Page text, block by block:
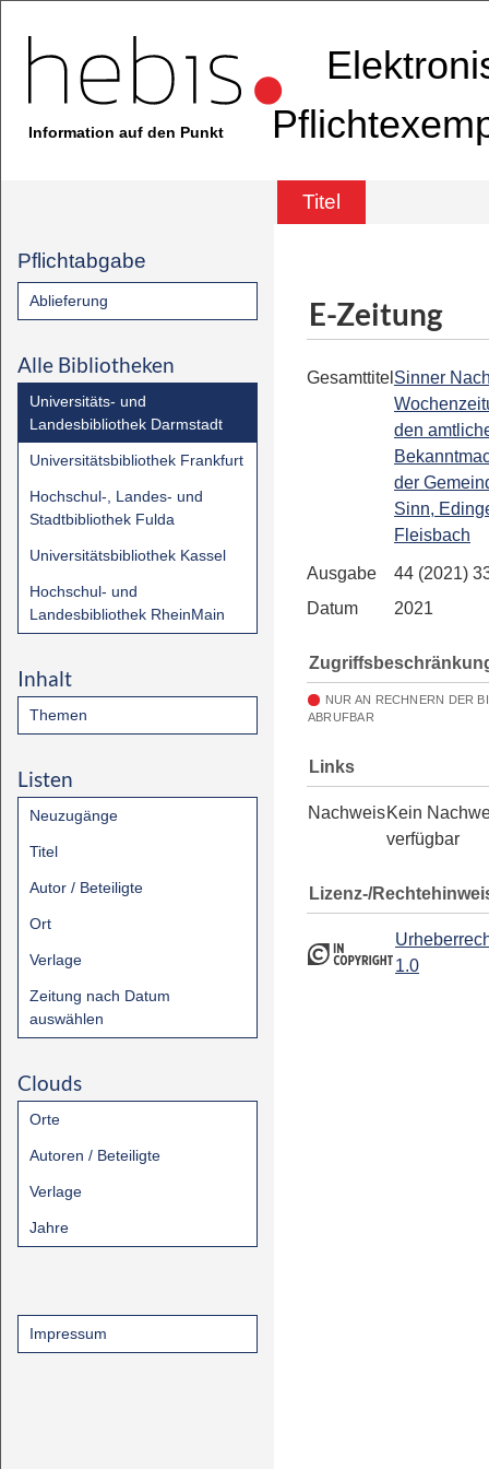
Information auf den Punkt
Titel
Pflichtabgabe
Ablieferung
Alle Bibliotheken
Universitäts- und
Landesbibliothek Darmstadt
Universitätsbibliothek Frankfurt
Hochschul-, Landes- und
Stadtbibliothek Fulda
Universitätsbibliothek Kassel
Hochschul- und
Landesbibliothek RheinMain
Inhalt
Themen
Listen
Neuzugänge
Titel
Autor / Beteiligte
Ort
Verlage
Zeitung nach Datum
auswählen
Clouds
Orte
Autoren / Beteiligte
Verlage
Jahre
Impressum
E-Zeitung
Gesamttitel Sinner
den
der
Sinn,
Fleisbach
Ausgabe
44 (2021)
Datum
2021
NUR AN RECHNERN DER
ABRUFBAR
Links
NachweisKein
verfügbar
Lizenz-/
1.0